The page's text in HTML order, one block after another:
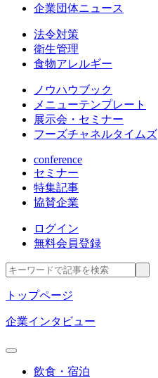
企業団体ニュース
法令対策
衛生管理
食物アレルギー
ノウハウブック
メニューテンプレート
展示会・セミナー
フーズチャネルタイムズ
conference
セミナー
特集記事
協賛企業
ログイン
無料会員登録
トップページ
企業インタビュー
飲食・宿泊